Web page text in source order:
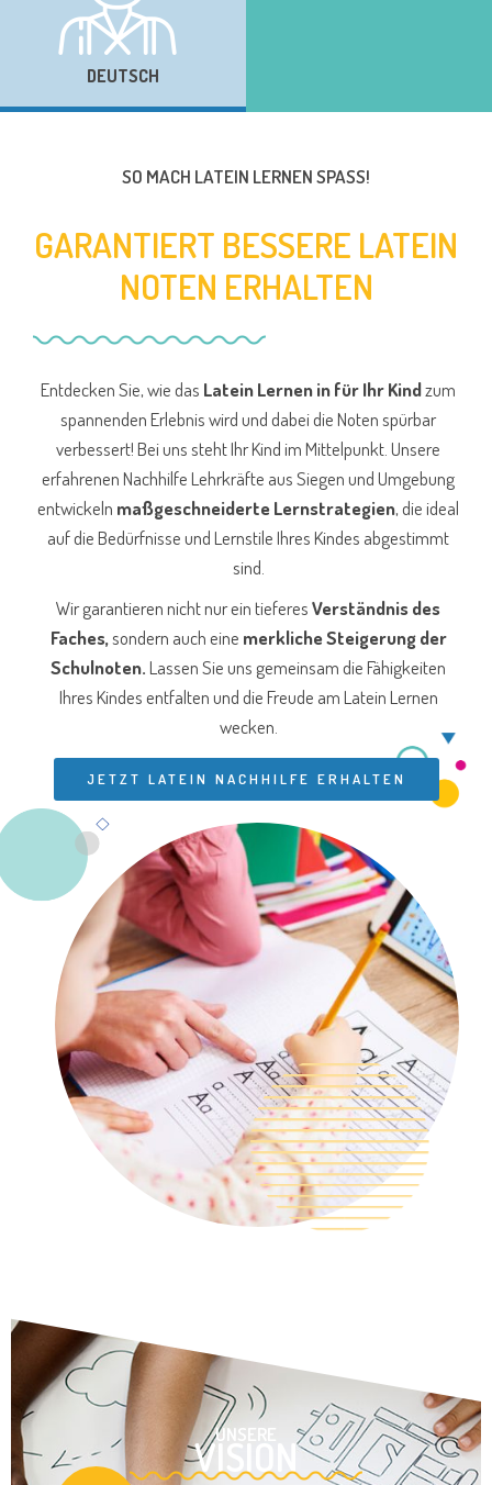
DEUTSCH
SO MACH LATEIN LERNEN SPASS!
GARANTIERT BESSERE LATEIN
NOTEN ERHALTEN
Entdecken Sie, wie das Latein Lernen in für Ihr Kindzum
spannenden Erlebnis wird und dabei die Noten spürbar
verbessert! Bei uns steht Ihr Kind im Mittelpunkt. Unsere
erfahrenen Nachhilfe Lehrkräfte aus Siegen und Umgebung
entwickeln maßgeschneiderte Lernstrategien, die ideal
auf die Bedürfnisse und Lernstile Ihres Kindes abgestimmt
sind.
Wir garantieren nicht nur ein tieferesVerständnis des
Faches,sondern auch eine merkliche Steigerung der
Schulnoten.Lassen Sie uns gemeinsam die Fähigkeiten
Ihres Kindes entfalten und die Freude am Latein Lernen
wecken.
JETZT LATEIN NACHHILFE ERHALTEN
UNSERE
VISION